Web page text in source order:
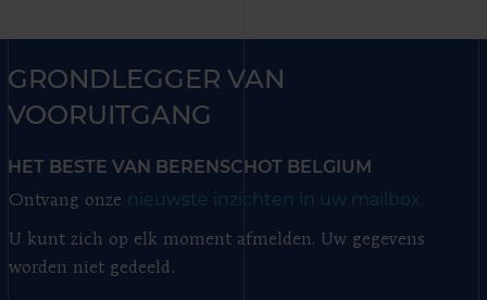
GRONDLEGGER VAN
VOORUITGANG
HET BESTE VAN BERENSCHOT BELGIUM
Ontvang onze nieuwste inzichten in uw mailbox.
U kunt zich op elk moment afmelden. Uw gegevens
worden niet gedeeld.